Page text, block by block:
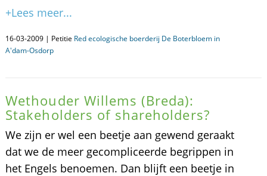
+Lees meer...
16-03-2009 | Petitie Red ecologische boerderij De Boterbloem in
A'dam-Osdorp
Wethouder Willems (Breda):
Stakeholders of shareholders?
We zijn er wel een beetje aan gewend geraakt
dat we de meer gecompliceerde begrippen in
het Engels benoemen. Dan blijft een beetje in